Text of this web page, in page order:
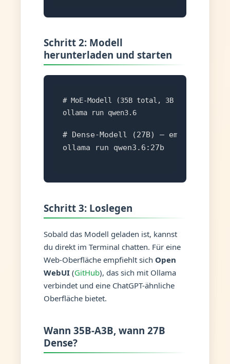
Schritt 2: Modell
herunterladen und starten
# MoE-Modell (35B total, 3B aktiv) —
ollama run qwen3.6
# Dense-Modell (27B) — empfohlen für
ollama run qwen3.6:27b
Schritt 3: Loslegen
Sobald das Modell geladen ist, kannst
du direkt im Terminal chatten. Für eine
Web-Oberfläche empfiehlt sich Open
WebUI(GitHub), das sich mit Ollama
verbindet und eine ChatGPT-ähnliche
Oberfläche bietet.
Wann 35B-A3B, wann 27B
Dense?